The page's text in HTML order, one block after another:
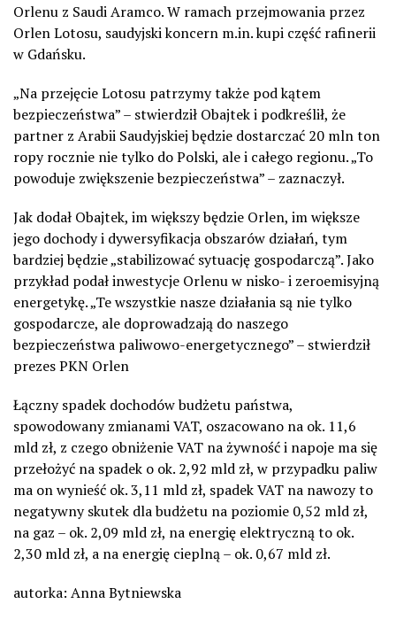
Orlenu z Saudi Aramco. W ramach przejmowania przez
Orlen Lotosu, saudyjski koncern m.in. kupi część rafinerii
w Gdańsku.
„Na przejęcie Lotosu patrzymy także pod kątem
bezpieczeństwa” – stwierdził Obajtek i podkreślił, że
partner z Arabii Saudyjskiej będzie dostarczać 20 mln ton
ropy rocznie nie tylko do Polski, ale i całego regionu. „To
powoduje zwiększenie bezpieczeństwa” – zaznaczył.
Jak dodał Obajtek, im większy będzie Orlen, im większe
jego dochody i dywersyfikacja obszarów działań, tym
bardziej będzie „stabilizować sytuację gospodarczą”. Jako
przykład podał inwestycje Orlenu w nisko- i zeroemisyjną
energetykę. „Te wszystkie nasze działania są nie tylko
gospodarcze, ale doprowadzają do naszego
bezpieczeństwa paliwowo-energetycznego” – stwierdził
prezes PKN Orlen
Łączny spadek dochodów budżetu państwa,
spowodowany zmianami VAT, oszacowano na ok. 11,6
mld zł, z czego obniżenie VAT na żywność i napoje ma się
przełożyć na spadek o ok. 2,92 mld zł, w przypadku paliw
ma on wynieść ok. 3,11 mld zł, spadek VAT na nawozy to
negatywny skutek dla budżetu na poziomie 0,52 mld zł,
na gaz – ok. 2,09 mld zł, na energię elektryczną to ok.
2,30 mld zł, a na energię cieplną – ok. 0,67 mld zł.
autorka: Anna Bytniewska